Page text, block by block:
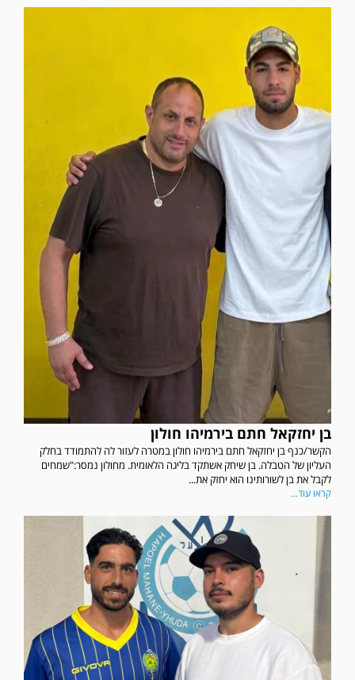
בן יחזקאל חתם בירמיהו חולון
הקשר/כנף בן יחזקאל חתם בירמיהו חולון במטרה לעזור לה להתמודד בחלק
העליון של הטבלה. בן שיחק אשתקד בליגה הלאומית. מחולון נמסר:"שמחים
לקבל את בן לשורותינו הוא יחזק את...
קראו עוד...